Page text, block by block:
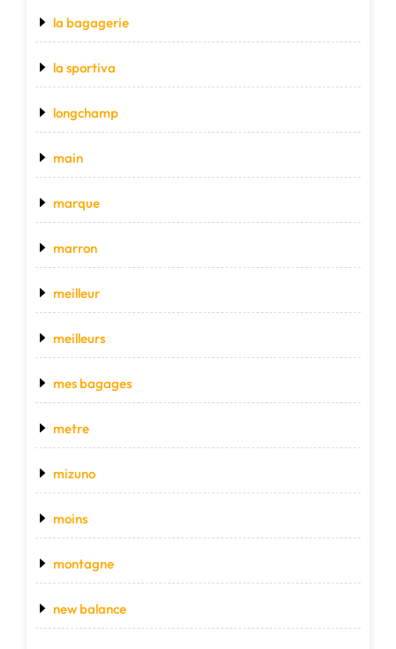
la bagagerie
la sportiva
longchamp
main
marque
marron
meilleur
meilleurs
mes bagages
metre
mizuno
moins
montagne
new balance